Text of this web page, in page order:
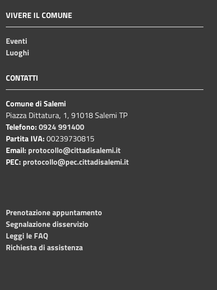
VIVERE IL COMUNE
Eventi
Luoghi
CONTATTI
Comune di Salemi
Piazza Dittatura, 1, 91018 Salemi TP
Telefono:0924 991400
Partita IVA:00239730815
Email: protocollo@cittadisalemi.it
PEC: protocollo@pec.cittadisalemi.it
Prenotazione appuntamento
Segnalazione disservizio
Leggi le FAQ
Richiesta di assistenza